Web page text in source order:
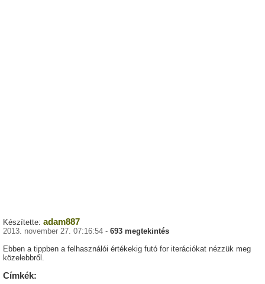
Készítette: adam887
2013. november 27. 07:16:54 - 693 megtekintés
Ebben a tippben a felhasználói értékekig futó for iterációkat nézzük meg
közelebbről.
Címkék: